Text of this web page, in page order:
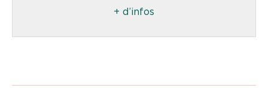
+ d’infos